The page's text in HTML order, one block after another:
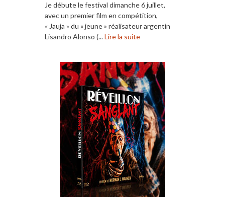
Je débute le festival dimanche 6 juillet,
avec un premier film en compétition,
« Jauja » du « jeune » réalisateur argentin
Lisandro Alonso (...Lire la suite